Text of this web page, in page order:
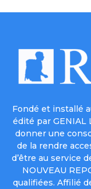
Fondé et installé
édité par GENIAL
donner une
de la rendre
d’être au service
NOUVEAU
qualifiées. Affilié